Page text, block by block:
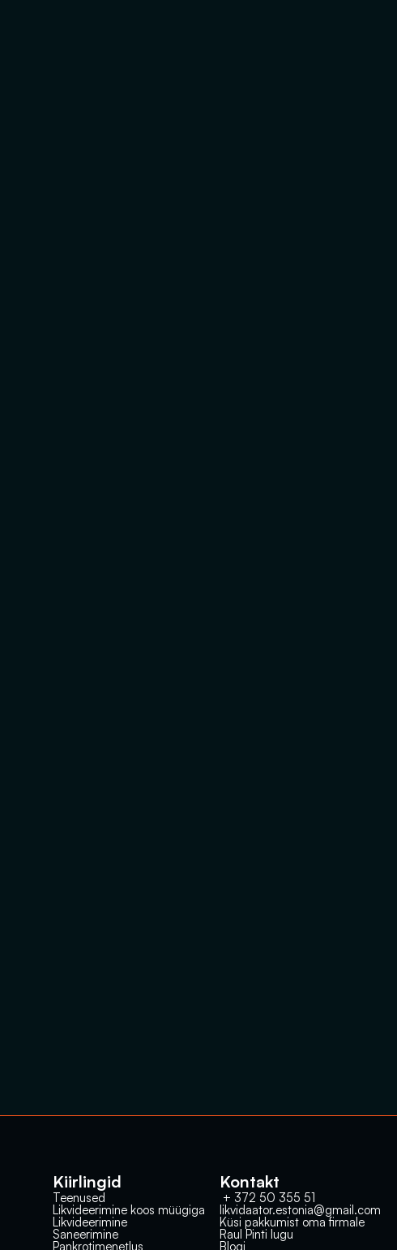
Kiirlingid
Teenused
Likvideerimine koos müügiga
Likvideerimine
Saneerimine
Pankrotimenetlus
Kontakt
+ 372 50 355 51
likvidaator.estonia@gmail.com
Küsi pakkumist oma firmale
Raul Pinti lugu
Blogi